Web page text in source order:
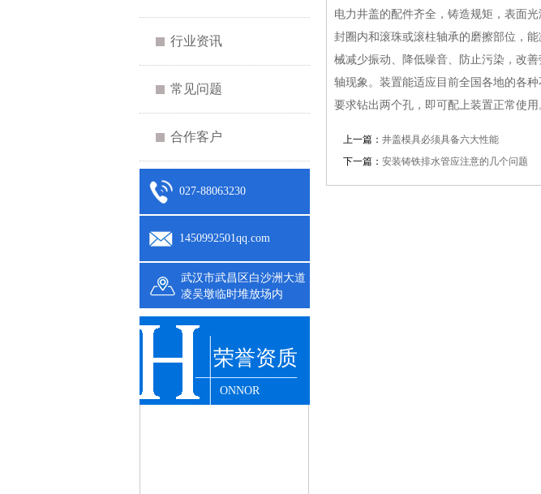
行业资讯
常见问题
合作客户
027-88063230
1450992501qq.com
武汉市武昌区白沙洲大道
凌吴墩临时堆放场内
荣誉资质
ONNOR
电力井盖的配件齐全，铸造规矩，表面
封圈内和滚珠或滚柱轴承的磨擦部位，
械减少振动、降低噪音、防止污染，改
轴现象。装置能适应目前全国各地的各
要求钻出两个孔，即可配上装置正常使用
上一篇： 井盖模具必须具备六大性能
下一篇： 安装铸铁排水管应注意的几个问题